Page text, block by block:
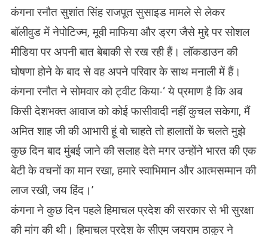
कंगना रनौत सुशांत सिंह राजपूत सुसाइड मामले से लेकर
बॉलीवुड में नेपोटिज्म, मूवी माफिया और ड्रग जैसे मुद्दे पर सोशल
मीडिया पर अपनी बात बेबाकी से रख रही हैं। लॉकडाउन की
घोषणा होने के बाद से वह अपने परिवार के साथ मनाली में हैं।
कंगना रनौत ने सोमवार को ट्वीट किया-‘ ये प्रमाण है कि अब
किसी देशभक्त आवाज को कोई फासीवादी नहीं कुचल सकेगा, मैं
अमित शाह जी की आभारी हूं वो चाहते तो हालातों के चलते मुझे
कुछ दिन बाद मुंबई जाने की सलाह देते मगर उन्होंने भारत की एक
बेटी के वचनों का मान रखा, हमारे स्वाभिमान और आत्मसम्मान की
लाज रखी, जय हिंद।’
कंगना ने कुछ दिन पहले हिमाचल प्रदेश की सरकार से भी सुरक्षा
की मांग की थी। हिमाचल प्रदेश के सीएम जयराम ठाकुर ने